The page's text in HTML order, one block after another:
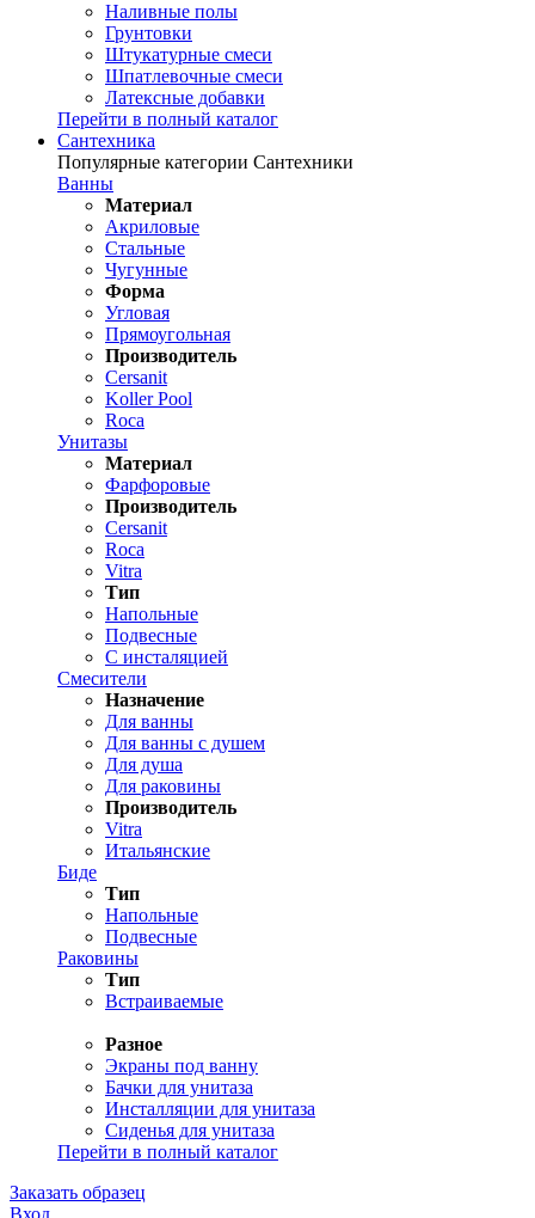
Наливные полы
Грунтовки
Штукатурные смеси
Шпатлевочные смеси
Латексные добавки
Перейти в полный каталог
Сантехника
Популярные категории Сантехники
Ванны
Материал
Акриловые
Стальные
Чугунные
Форма
Угловая
Прямоугольная
Производитель
Cersanit
Koller Pool
Roca
Унитазы
Материал
Фарфоровые
Производитель
Cersanit
Roca
Vitra
Тип
Напольные
Подвесные
С инсталяцией
Смесители
Назначение
Для ванны
Для ванны с душем
Для душа
Для раковины
Производитель
Vitra
Итальянские
Биде
Тип
Напольные
Подвесные
Раковины
Тип
Встраиваемые
Разное
Экраны под ванну
Бачки для унитаза
Инсталляции для унитаза
Сиденья для унитаза
Перейти в полный каталог
Заказать образец
Вход